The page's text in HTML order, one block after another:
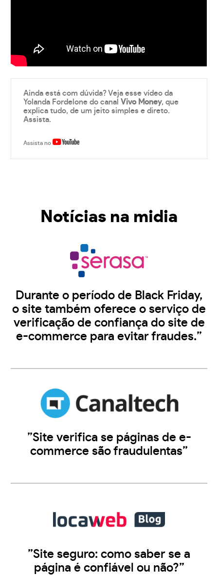
Ainda está com dúvida? Veja esse vídeo da
Yolanda Fordelone do canalVivo Money, que
explica tudo, de um jeito simples e direto.
Assista.
Assista no
Notícias na midia
Durante o período de Black Friday,
o site também oferece o serviço de
verificação de confiança do site de
e-commerce para evitar fraudes.”
”Site verifica se páginas de e-
commerce são fraudulentas”
”Site seguro: como saber se a
página é confiável ou não?”